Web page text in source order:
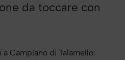
da toccare con
Campiano di Talamello: